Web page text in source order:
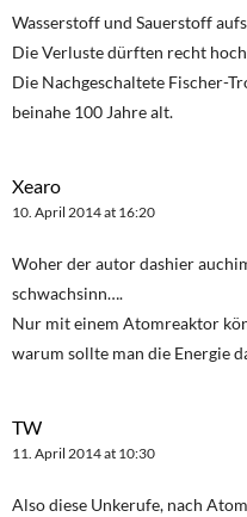
Wasserstoff und Sauerstoff
Die Verluste dürften recht
Die Nachgeschaltete Fischer-
beinahe 100 Jahre alt.
Xearo
10. April 2014 at 16:20
Woher der autor dashier
schwachsinn….
Nur mit einem Atomreaktor
warum sollte man die Energie
TW
11. April 2014 at 10:30
Also diese Unkerufe, nach